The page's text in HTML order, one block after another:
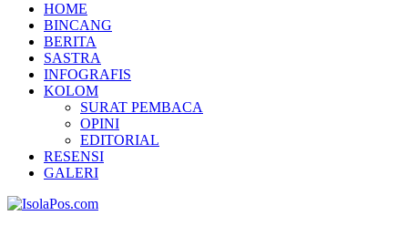
HOME
BINCANG
BERITA
SASTRA
INFOGRAFIS
KOLOM
SURAT PEMBACA
OPINI
EDITORIAL
RESENSI
GALERI